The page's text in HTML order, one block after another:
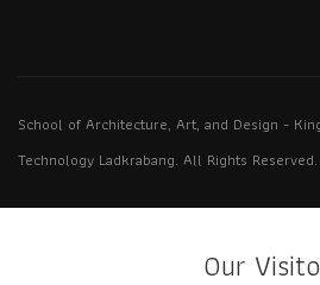
School of Architecture, Art, and Design -
Technology Ladkrabang. All Rights Reserved.
Our